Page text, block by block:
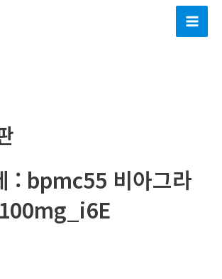
Main
: bpmc55 비아그라